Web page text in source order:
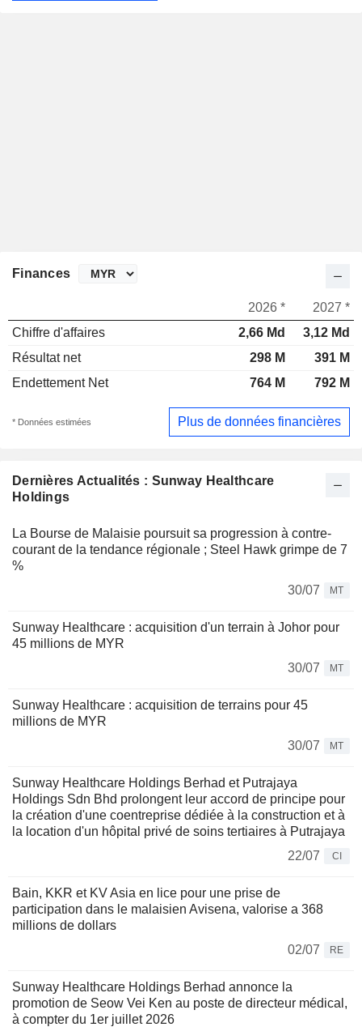
Dernières Actualités : Sunway Healthcare
Holdings
La Bourse de Malaisie poursuit sa progression à contre-
courant de la tendance régionale ; Steel Hawk grimpe de 7
%
30/07
MT
Sunway Healthcare : acquisition d'un terrain à Johor pour
45 millions de MYR
30/07
MT
Sunway Healthcare : acquisition de terrains pour 45
millions de MYR
30/07
MT
Sunway Healthcare Holdings Berhad et Putrajaya
Holdings Sdn Bhd prolongent leur accord de principe pour
la création d'une coentreprise dédiée à la construction et à
la location d'un hôpital privé de soins tertiaires à Putrajaya
22/07
CI
Bain, KKR et KV Asia en lice pour une prise de
participation dans le malaisien Avisena, valorise a 368
millions de dollars
02/07
RE
Sunway Healthcare Holdings Berhad annonce la
promotion de Seow Vei Ken au poste de directeur médical,
à compter du 1er juillet 2026
Finances
2026 *
2027 *
Chiffre d'affaires
2,66 Md
3,12 Md
Résultat net
298 M
391 M
Endettement Net
764 M 792 M
* Données estimées Plus de données financières